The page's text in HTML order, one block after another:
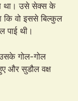
था। उसे सेक्स के
कि वो इससे बिल्कुल
पाई थी।
गोल-गोल
और सुडौल वक्ष